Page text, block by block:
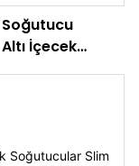
İçecek